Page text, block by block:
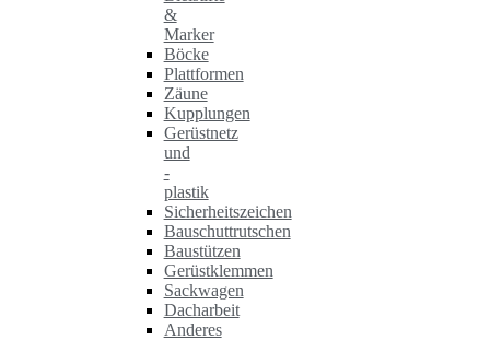
&
Marker
Böcke
Plattformen
Zäune
Kupplungen
Gerüstnetz
und
-
plastik
Sicherheitszeichen
Bauschuttrutschen
Baustützen
Gerüstklemmen
Sackwagen
Dacharbeit
Anderes